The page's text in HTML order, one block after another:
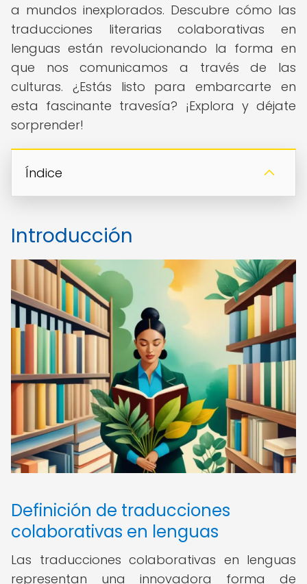
a mundos inexplorados. Descubre cómo las
traducciones literarias colaborativas en
lenguas están revolucionando la forma en
que nos comunicamos a través de las
culturas. ¿Estás listo para embarcarte en
esta fascinante travesía? ¡Explora y déjate
sorprender!
Índice
Introducción
Definición de traducciones
colaborativas en lenguas
Las traducciones colaborativas en lenguas
representan una innovadora forma de